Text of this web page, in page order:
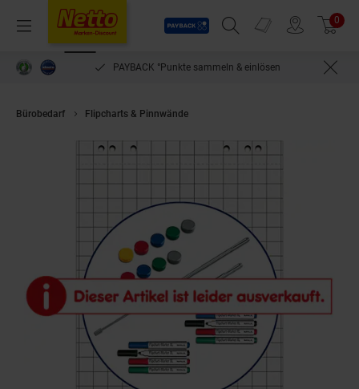
Menü
Payback
Suchfeld einblenden
Prospekte 0
PAYBACK °Punkte sammeln & einlösen
Bürobedarf Flipcharts & Pinnwände